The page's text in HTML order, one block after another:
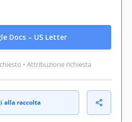
Docs – US Letter
• Attribuzione richiesta
alla raccolta